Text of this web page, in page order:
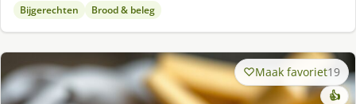
Bijgerechten Brood & beleg
Maak favoriet19
👍